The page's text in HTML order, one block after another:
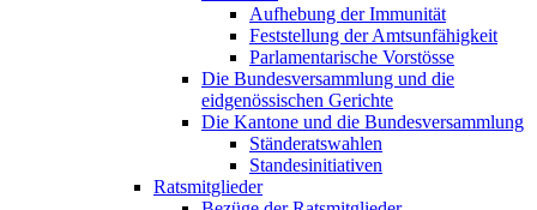
Aufhebung der Immunität
Feststellung der Amtsunfähigkeit
Parlamentarische Vorstösse
Die Bundesversammlung und die
eidgenössischen Gerichte
Die Kantone und die Bundesversammlung
Ständeratswahlen
Standesinitiativen
Ratsmitglieder